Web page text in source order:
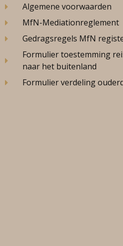
Algemene voorwaarden
MfN-Mediationreglement
Gedragsregels MfN
Formulier toestemming
naar het buitenland
Formulier verdeling